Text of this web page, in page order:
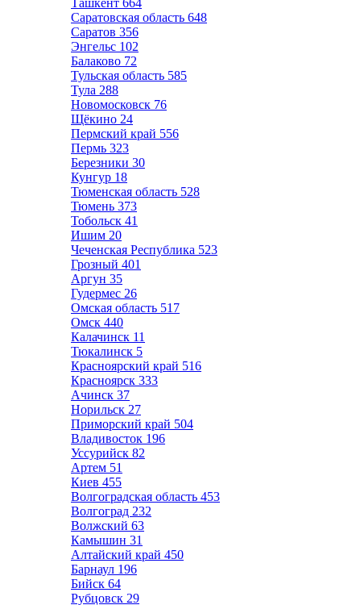
Ташкент 664
Саратовская область 648
Саратов 356
Энгельс 102
Балаково 72
Тульская область 585
Тула 288
Новомосковск 76
Щёкино 24
Пермский край 556
Пермь 323
Березники 30
Кунгур 18
Тюменская область 528
Тюмень 373
Тобольск 41
Ишим 20
Чеченская Республика 523
Грозный 401
Аргун 35
Гудермес 26
Омская область 517
Омск 440
Калачинск 11
Тюкалинск 5
Красноярский край 516
Красноярск 333
Ачинск 37
Норильск 27
Приморский край 504
Владивосток 196
Уссурийск 82
Артем 51
Киев 455
Волгоградская область 453
Волгоград 232
Волжский 63
Камышин 31
Алтайский край 450
Барнаул 196
Бийск 64
Рубцовск 29